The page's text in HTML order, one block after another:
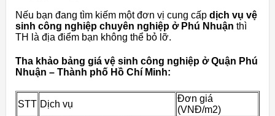
Nếu bạn đang tìm kiếm một đơn vị cung cấp dịch vụ vệ
sinh công nghiệp chuyên nghiệp ở Phú Nhuận thì
TH là địa điểm bạn không thể bỏ lỡ.
Tha khảo bảng giá vệ sinh công nghiệp ở Quận Phú
Nhuận – Thành phố Hồ Chí Minh:
STT Dịch vụ
Đơn giá
(VNĐ/m2)